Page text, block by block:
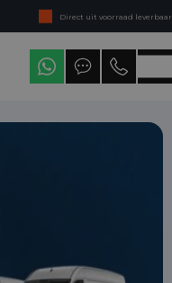
Direct uit voorraad leverbaar
Levering in heel Nederland